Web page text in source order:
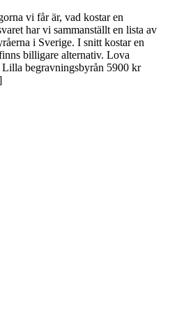
vi får är, vad kostar en
har vi sammanställt en lista av
i Sverige. I snitt kostar en
billigare alternativ. Lova
begravningsbyrån 5900 kr